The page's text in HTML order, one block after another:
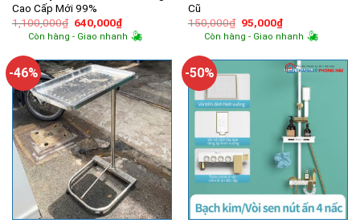
Cao Cấp Mới 99%
1,100,000₫ Giá
gốc
là:
640,000₫Giá
hiện
tại
640,000₫.
Còn hàng - Giao nhanh
Cũ
150,000₫ Giá
gốc
là:
95,000₫Giá
hiện
tại
95,000₫.
Còn hàng - Giao nhanh
-46% -50%